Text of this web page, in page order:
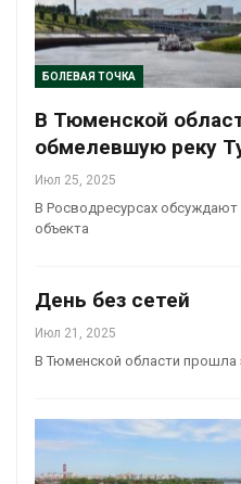
БОЛЕВАЯ ТОЧКА
В Тюменской
обмелевшую реку
Июл 25, 2025
В Росводресурсах
объекта
День без сетей
Июл 21, 2025
В Тюменской области прошла